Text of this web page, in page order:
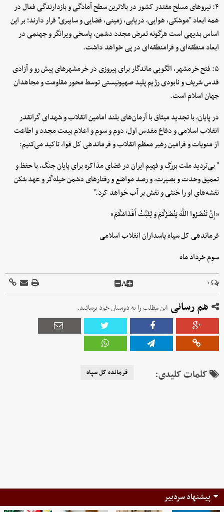
۴: نیروهای مسلح مقتدر کشور در بالاترین سطح آمادگی و بازدارندگی فعال در
همه ابعاد "موشکی، هوایی، دریایی، زمینی، فضایی و سایبری" قرار دارند؛ بر این
اساس بدیهی است هرگونه تعرض مجدد دشمن، پاسخی ویرانگر و جهنمی در
ابعاد منطقه‌ای و فرامنطقه‌ای در پی خواهد داشت.
۵: فتح خرمشهر، الگویی ماندگار برای پیروزی در خرمشهرهای پیش رو و آزادی
قدس شریف و نابودی رژیم پلید صهیونیستی توسط محور مقاومت و مجاهدان
جهان اسلام است.
در پایان، با تجدید میثاق با آرمان‌های بلند امامین انقلاب و شهدای گرانقدر
انقلاب اسلامی و دفاع مقدس اول، دوم و سوم و اعلام بیعت مجدد و اطاعت
از منویات و فرامین رهبر معظم انقلاب و فرماندهی کل قوا، تاکید می‌کنیم:
" بی‌تردید ملت بزرگ و فهیم ایران در فضای مذاکره برای پایان جنگ، با حفظ و
تعمیق وحدت و بصیرت، و رصد مواضع و رفتارهای دشمن حیله‌گر و عهد شکن
نقشه‌های او را خنثی و نقش بر آب خواهد کرد."
«إِنْ تَنْصُرُوا اللَّهَ یَنْصُرْکُمْ وَ یُثَبِّتْ أَقْدَامَکُمْ»
فرماندهی کل سپاه پاسداران انقلاب اسلامی
سوم خرداد ماه
۰ A
هم رسانی این مطلب را به دوستان خود برسانید.
کلمات کلیدی: فرمانده کل سپاه
پیشنهاد سردبیر